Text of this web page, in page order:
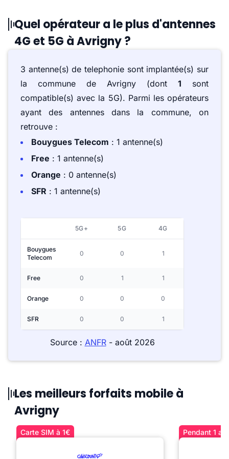
Quel opérateur a le plus d'antennes
4G et 5G à Avrigny ?
3 antenne(s) de telephonie sont implantée(s) sur
la commune de Avrigny (dont 1 sont
compatible(s) avec la 5G). Parmi les opérateurs
ayant des antennes dans la commune, on
retrouve :
Bouygues Telecom : 1 antenne(s)
Free : 1 antenne(s)
Orange : 0 antenne(s)
SFR : 1 antenne(s)
5G+ 5G 4G
Bouygues
Telecom
0 0 1
Free 0 1 1
Orange 0 0 0
SFR 0 0 1
Source : ANFR- août 2026
Les meilleurs forfaits mobile à
Avrigny
Carte SIM à 1€ Pendant 1